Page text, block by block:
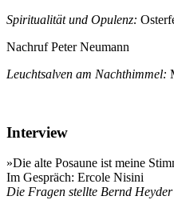
Spiritualität und Opulenz:
Nachruf Peter Neumann
Leuchtsalven am Nachthimmel:
Interview
»Die alte Posaune ist meine
Im Gespräch: Ercole Nisini
Die Fragen stellte Bernd Heyder